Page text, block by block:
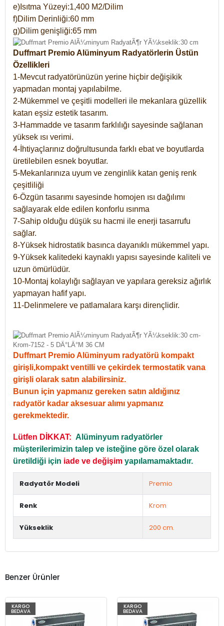
e)Isıtma Yüzeyi:1,400 M2/Dilim
f)Dilim Derinliği:60 mm
g)Dilim genişliği:65 mm
Duffmart Premio Alüminyum Radyatörlerin Üstün
Özellikleri
1-Mevcut radyatörünüzün yerine hiçbir değişikik
yapmadan montaj yapılabilme.
2-Mükemmel ve çeşitli modelleri ile mekanlara güzellik
katan eşsiz estetik tasarım.
3-Hammadde ve tasarım farklılığı sayesinde sağlanan
yüksek ısı verimi.
4-İhtiyaçlarınız doğrultusunda farklı ebat ve boyutlarda
üretilebilen esnek boyutlar.
5-Mekanlarınıza uyum ve zenginlik katan geniş renk
çeşitliliği
6-Özgün tasarımı sayesinde homojen ısı dağılımı
sağlayarak elde edilen konforlu ısınma
7-Sahip olduğu düşük su hacmi ile enerji tasarrufu
sağlar.
8-Yüksek hidrostatik basınca dayanıklı mükemmel yapı.
9-Yüksek kalitedeki kaynaklı yapısı sayesinde kaliteli ve
uzun ömürlüdür.
10-Montaj kolaylığı sağlayan ve yapılara gereksiz ağırlık
yapmayan hafif yapı.
11-Delinmelere ve patlamalara karşı dirençlidir.
Duffmart Premio Alüminyum radyatörü kompakt
girişli,kompakt ventilli ve çekirdek termostatik vana
girişli olarak satın alabilirsiniz.
Bunun için yapmanız gereken satın aldığınız
radyatör kadar aksesuar alımı yapmanız
gerekmektedir.
Lütfen DİKKAT: Alüminyum radyatörler
müşterilerimizin talep ve isteğine göre özel olarak
üretildiği için iade ve değişim yapılamamaktadır.
Radyatör Modeli Premio
Renk Krom
Yükseklik 200 cm.
Benzer Ürünler
KARGO
BEDAVA
KARGO
BEDAVA